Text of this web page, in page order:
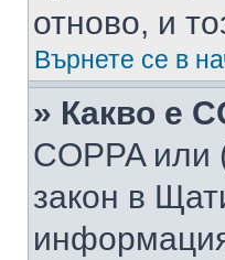
отново, и
Върнете се в
» Какво е
COPPA или
закон в